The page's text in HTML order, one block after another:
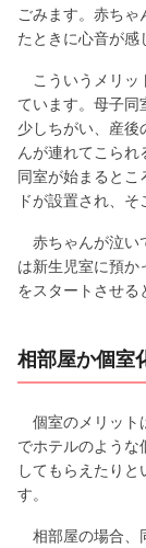
ごみます。赤ち
たときに心音が感
こういうメリッ
ています。母子同
少しちがい、産後
んが連れてこら
同室が始まるとこ
ドが設置され、
赤ちゃんが泣い
は新生児室に預か
をスタートさせる
相部屋か個室
個室のメリット
でホテルのような
してもらえたり
す。
相部屋の場合、